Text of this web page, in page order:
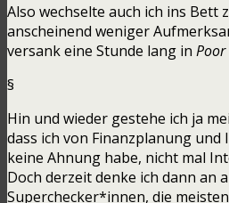
Also wechselte auch ich ins Bett
anscheinend weniger
versank eine Stunde lang in Poor
§
Hin und wieder gestehe ich ja
dass ich von Finanzplanung
keine Ahnung habe, nicht mal
Doch derzeit denke ich dann an
Superchecker*innen, die